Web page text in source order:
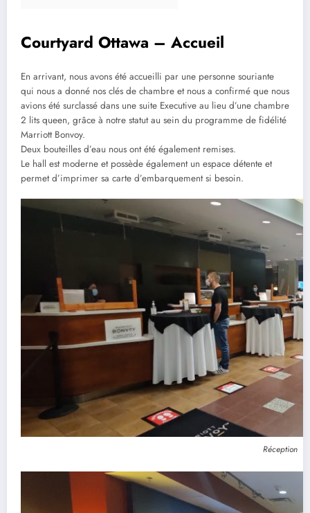
Courtyard Ottawa – Accueil
En arrivant, nous avons été accueilli par une personne souriante
qui nous a donné nos clés de chambre et nous a confirmé que nous
avions été surclassé dans une suite Executive au lieu d’une chambre
2 lits queen, grâce à notre statut au sein du programme de fidélité
Marriott Bonvoy.
Deux bouteilles d’eau nous ont été également remises.
Le hall est moderne et possède également un espace détente et
permet d’imprimer sa carte d’embarquement si besoin.
Réception